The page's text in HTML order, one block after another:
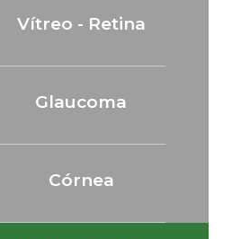
Vítreo - Retina
Glaucoma
Córnea